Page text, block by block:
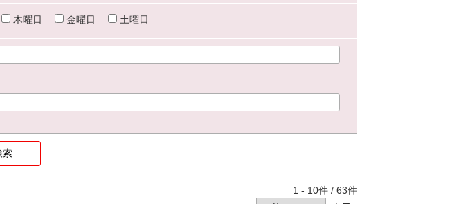
木曜日 金曜日 土曜日
1 - 10件 / 63件